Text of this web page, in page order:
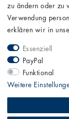
Hahn
0711 5777-
Montag -
zu ändern oder zu
Verwendung
erklären wir in
Essenziell
PayPal
Funktional
Weitere